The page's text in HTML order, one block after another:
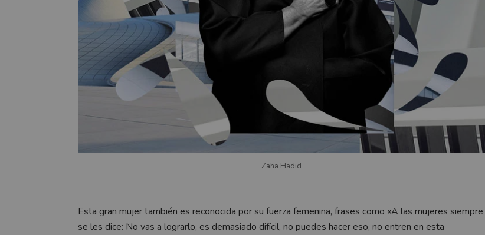
Zaha Hadid
Esta gran mujer también es reconocida por su fuerza femenina, frases como «A las mujeres siempre
se les dice: No vas a lograrlo, es demasiado difícil, no puedes hacer eso, no entren en esta